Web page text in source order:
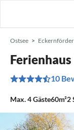
Ostsee
10
Max.4Gäste60m²2